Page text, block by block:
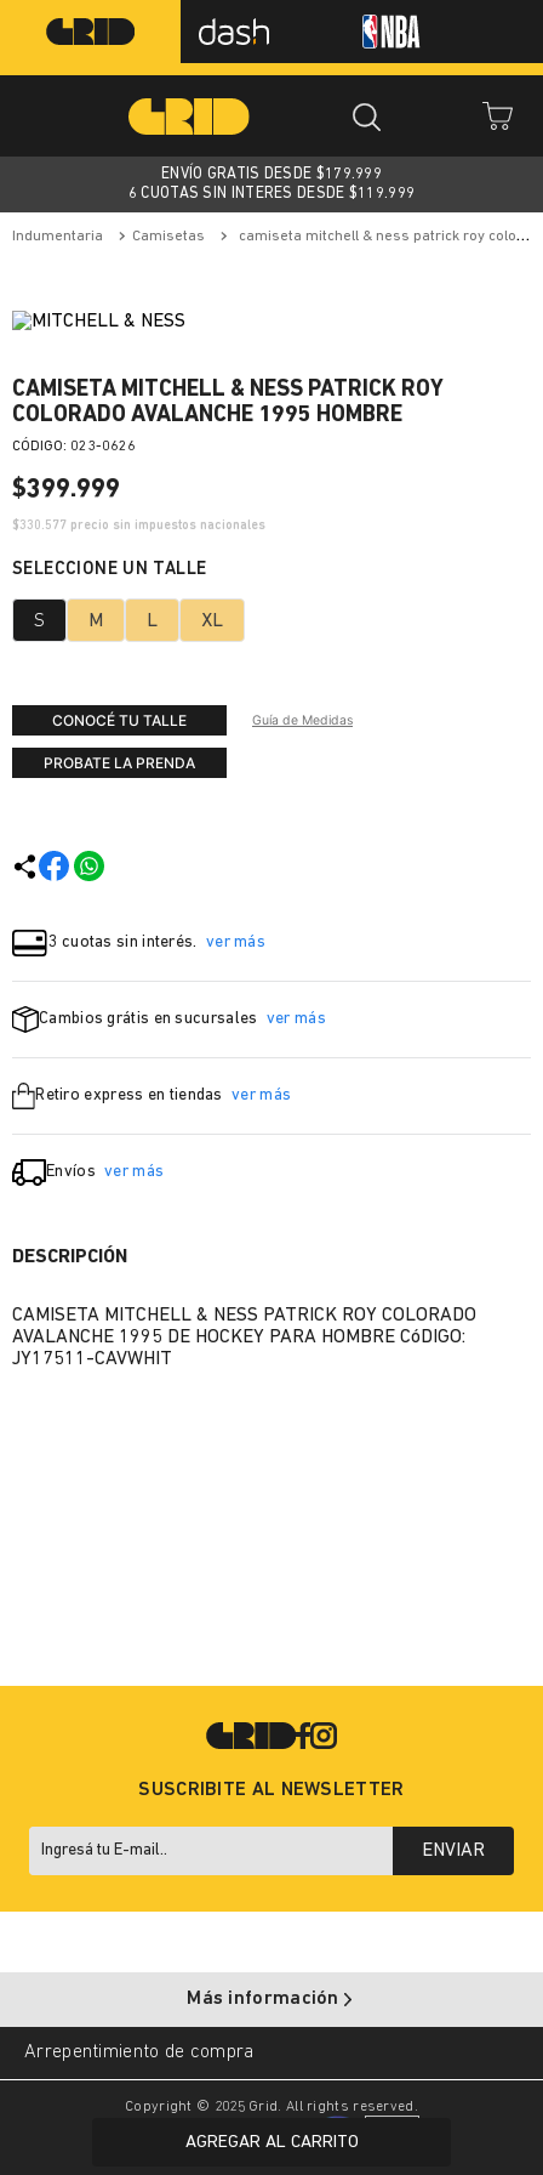
ENVÍO GRATIS DESDE $179.999
6 CUOTAS SIN INTERES DESDE $119.999
indumentaria camisetas camiseta mitchell & ness patrick roy colorado avalanche 1995 hombre
CAMISETA MITCHELL & NESS PATRICK ROY
COLORADO AVALANCHE 1995 HOMBRE
: 023-0626
$399.999
$330.577 precio sin impuestos nacionales
S M L XL
CONOCÉ TU TALLE Guía de Medidas
PROBATE LA PRENDA
AGREGAR AL CARRITO
3 cuotas sin interés. ver más
Cambios grátis en sucursales ver más
Retiro express en tiendas ver más
Envíos ver más
DESCRIPCIÓN
CAMISETA MITCHELL & NESS PATRICK ROY COLORADO
AVALANCHE 1995 DE HOCKEY PARA HOMBRE CóDIGO:
JY17511-CAVWHIT
SUSCRIBITE AL NEWSLETTER
ENVIAR
Más información
Arrepentimiento de compra
Copyright © 2025 Grid. All rights reserved.